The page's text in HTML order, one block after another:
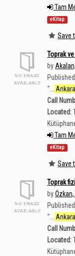
Tam
eKitap
Save
Toprak
by
“
Ankara
Call
Located:
Tam
eKitap
Save
Toprak
by
“
Ankara
Call
Located: